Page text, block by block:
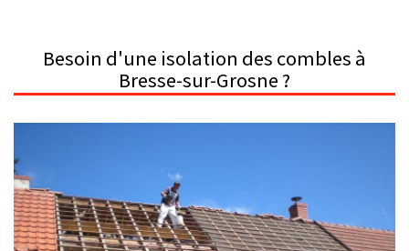
Besoin d'une isolation des combles à
Bresse-sur-Grosne ?